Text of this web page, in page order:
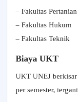
– Fakultas Pertanian
– Fakultas Hukum
– Fakultas Teknik
Biaya UKT
UKT UNEJ
per semester,